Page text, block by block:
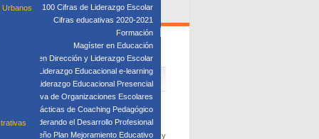
Urbanos
100 Cifras de Liderazgo Escolar
Cifras educativas 2020-2021
Formación
Magíster en Educación
Diplomado en Dirección y Liderazgo Escolar
en Liderazgo Educacional e-learning
en Liderazgo Educacional Presencial
Directiva de Organizaciones Escolares
Taller: Prácticas de Coaching Pedagógico
Taller: Liderando el Desarrollo Profesional
Taller: Diseño Plan Mejoramiento Educativo
educativas como de investigación y